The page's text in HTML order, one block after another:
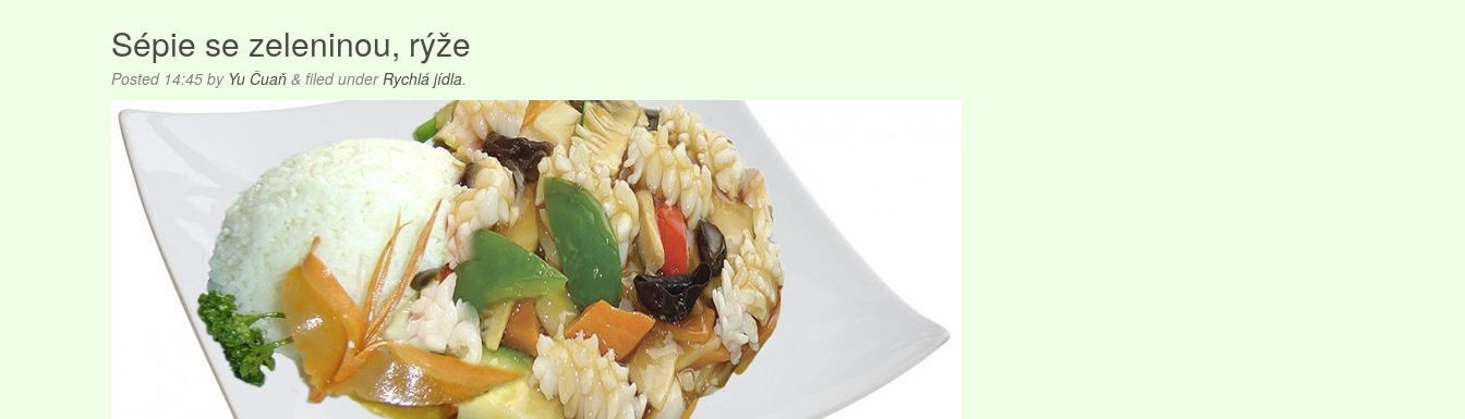
Sépie se zeleninou, rýže
Posted 14:45 by Yu Čuaň & filed underRychlá jídla.